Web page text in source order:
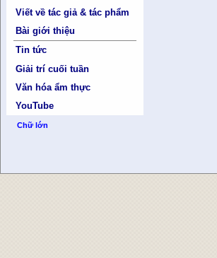
Viết về tác giả & tác phẩm
Bài giới thiệu
Tin tức
Giải trí cuối tuần
Văn hóa ẩm thực
YouTube
Chữ lớn